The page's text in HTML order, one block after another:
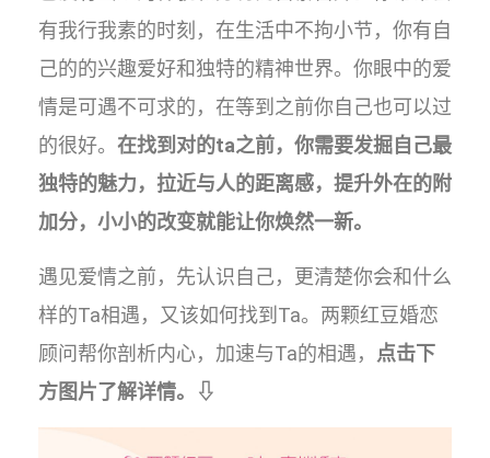
有我行我素的时刻，在生活中不拘小节，你有自
己的的兴趣爱好和独特的精神世界。你眼中的爱
情是可遇不可求的，在等到之前你自己也可以过
的很好。 在找到对的ta之前，你需要发掘自己最
独特的魅力，拉近与人的距离感，提升外在的附
加分，小小的改变就能让你焕然一新。
遇见爱情之前，先认识自己，更清楚你会和什么
样的Ta相遇，又该如何找到Ta。两颗红豆婚恋
顾问帮你剖析内心，加速与Ta的相遇， 点击下
方图片了解详情。⇩